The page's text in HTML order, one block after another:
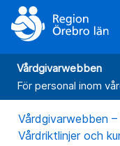
Vårdgivarwebben
För personal inom
Vårdgivarwebben
Vårdriktlinjer och